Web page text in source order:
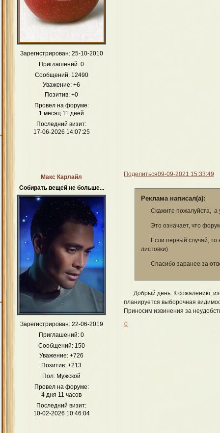
Зарегистрирован: 25-10-2010
Приглашений: 0
Сообщений:12490
Уважение: +6
Позитив: +0
Провел на форуме:
1 месяц 11 дней
Последний визит:
17-06-2026 14:07:25
Поделиться09-09-2021 15:33:49
Макс Карлайл
Собирать вещей не больше...
Зарегистрирован: 22-06-2019
Приглашений: 0
Сообщений:150
Уважение: +726
Позитив: +213
Пол: Мужской
Провел на форуме:
4 дня 11 часов
Последний визит:
10-02-2026 10:46:04
Реклама написал(а):
Скажите пожалуйста, а
Это означает, что
Если первый случай,
листовки)
Спасибо заранее за
Добрый день. К сожалению,
планируется выборочная
Приносим извинения за
0